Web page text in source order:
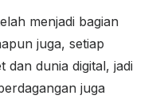
menjadi bagian
juga, setiap
dan dunia digital, jadi
juga